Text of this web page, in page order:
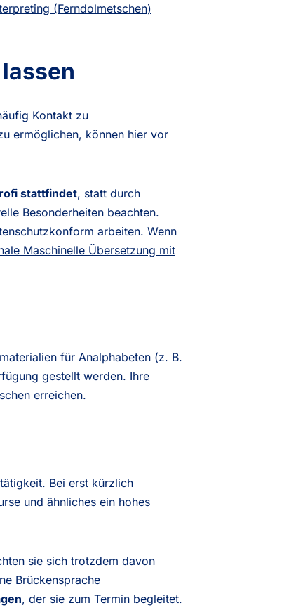
(Ferndolmetschen)
Kontakt zu
ermöglichen, können hier vor
stattfindet, statt durch
Besonderheiten beachten.
arbeiten. Wenn
Maschinelle Übersetzung mit
für Analphabeten (z. B.
gestellt werden. Ihre
erreichen.
Bei erst kürzlich
und ähnliches ein hohes
sie sich trotzdem davon
Brückensprache
, der sie zum Termin begleitet.